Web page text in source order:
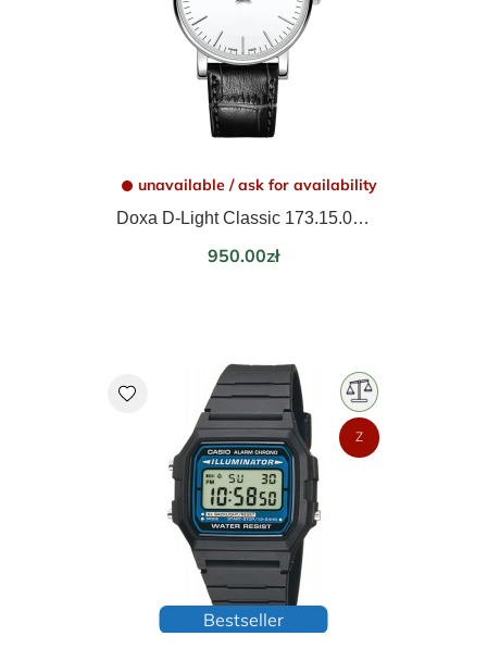
unavailable / ask for availability
Doxa D-Light Classic 173.15.011.01
Price
950.00zł
Bestseller
favorite
Z